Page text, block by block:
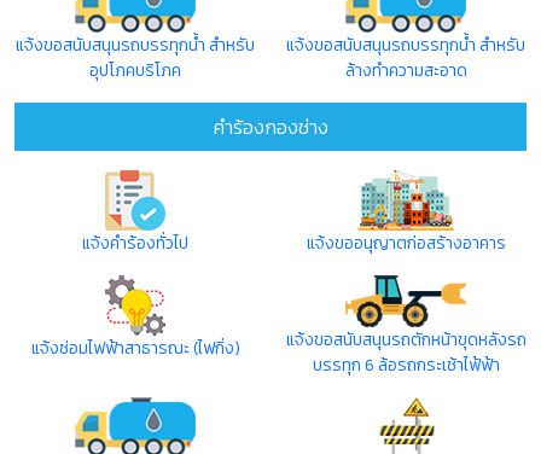
แจ้งขอสนับสนุนรถบรรทุกน้ำ สำหรับ
อุปโภคบริโภค
แจ้งขอสนับสนุนรถบรรทุกน้ำ สำหรับ
ล้างทำความสะอาด
คำร้องกองช่าง
แจ้งคำร้องทั่วไป แจ้งขออนุญาตก่อสร้างอาคาร
แจ้งซ่อมไฟฟ้าสาธารณะ (ไฟกิ่ง)
แจ้งขอสนับสนุนรถตักหน้าขุดหลังรถ
บรรทุก 6 ล้อรถกระเช้าไฟ้ฟ้า